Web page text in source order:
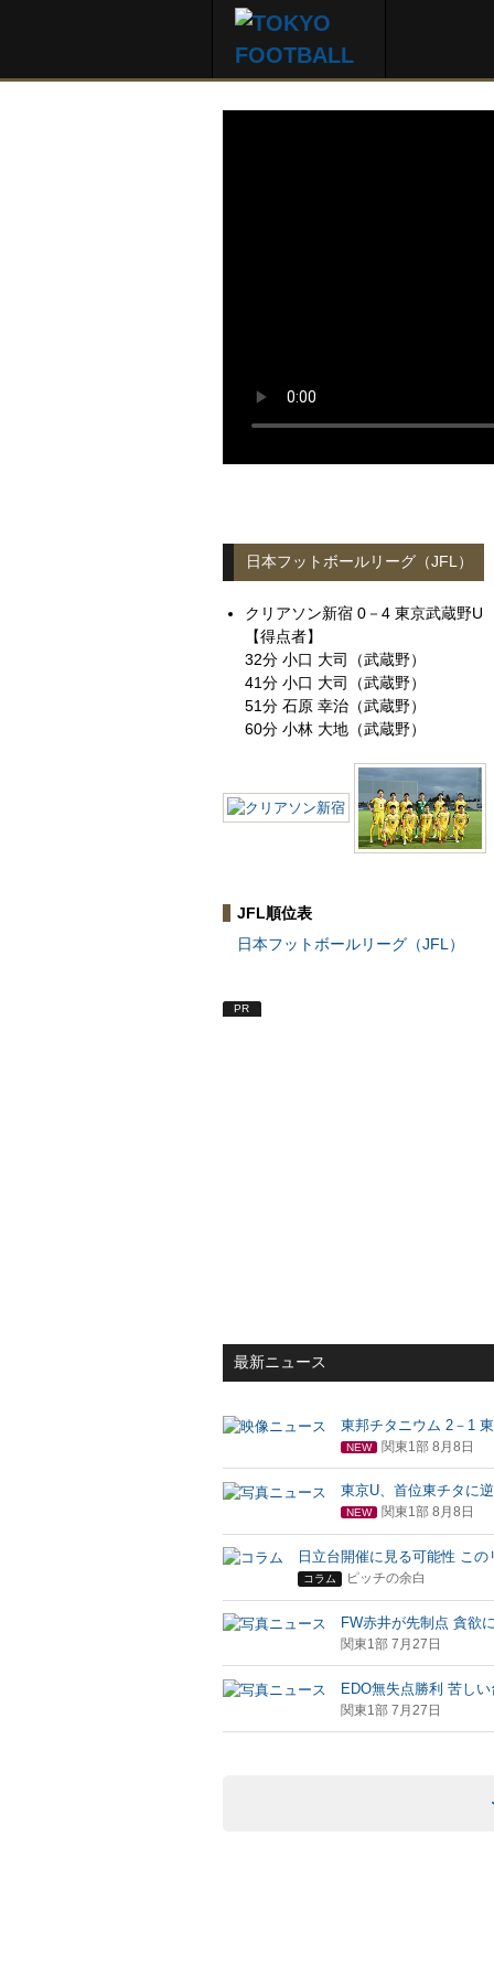
日本フットボールリーグ（JFL）
クリアソン新宿 0－4 東京武蔵野U
【得点者】
32分 小口 大司（武蔵野）
41分 小口 大司（武蔵野）
51分 石原 幸治（武蔵野）
60分 小林 大地（武蔵野）
JFL順位表
日本フットボールリーグ（JFL）
PR
最新ニュース
東邦チタニウム 2－1
NEW 関東1部 8月8日
東京U、首位東チタに
NEW 関東1部 8月8日
日立台開催に見る可能性 こ
コラム ピッチの余白
FW赤井が先制点 貪欲
関東1部 7月27日
EDO無失点勝利 苦し
関東1部 7月27日